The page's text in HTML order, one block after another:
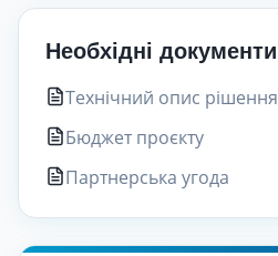
Необхідні документи
Технічний опис рішення
Бюджет проєкту
Партнерська угода